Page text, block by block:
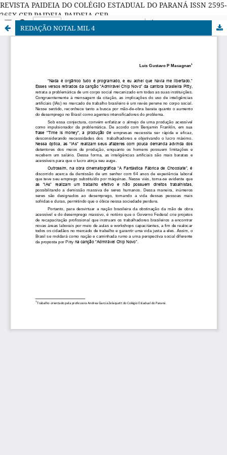
REVISTA PAIDEIA DO COLÉGIO ESTADUAL DO PARANÁ ISSN 2595-
265X CEP PAIDEIA PAIDEIA CEP
REDAÇÃO NOTAL MIL 4